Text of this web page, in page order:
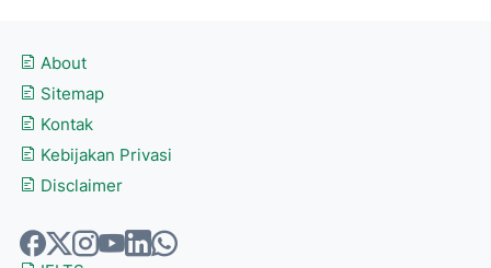
About
Sitemap
Kontak
Kebijakan Privasi
Disclaimer